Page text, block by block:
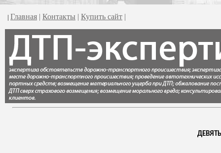
| Главная | Контакты | Купить сайт |